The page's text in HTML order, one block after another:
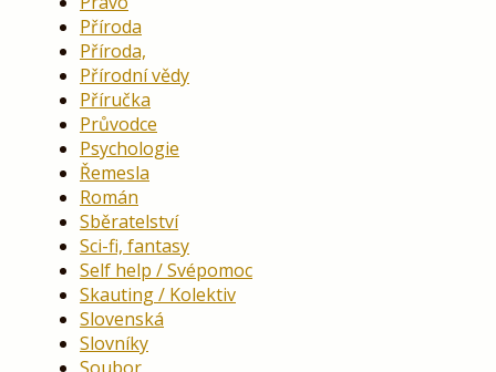
Příroda
Příroda,
Přírodní vědy
Příručka
Průvodce
Psychologie
Řemesla
Román
Sběratelství
Sci-fi, fantasy
Self help / Svépomoc
Skauting / Kolektiv
Slovenská
Slovníky